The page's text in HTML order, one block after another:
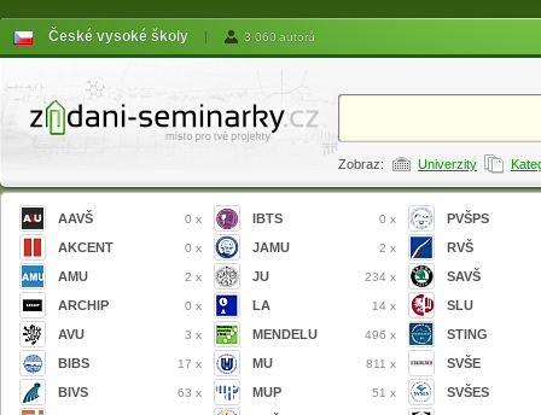
České vysoké školy | 3 060 autorů
Zobraz: Univerzity
AAVŠ 0 x
AKCENT 0 x
AMU 2 x
ARCHIP 0 x
AVU 3 x
BIBS 17 x
BIVS 63 x
IBTS 0 x
JAMU 2 x
JU 234 x
LA 14 x
MENDELU 496 x
MU 811 x
MUP 51 x
PVŠPS
RVŠ
SAVŠ
SLU
STING
SVŠE
SVŠES